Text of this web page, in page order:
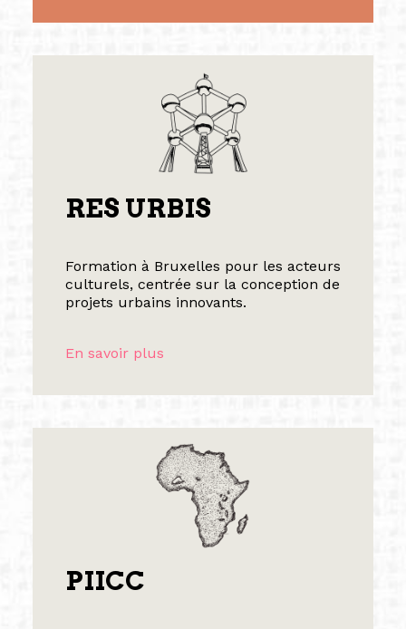
RES URBIS
Formation à Bruxelles pour les acteurs
culturels, centrée sur la conception de
projets urbains innovants.
En savoir plus
PIICC